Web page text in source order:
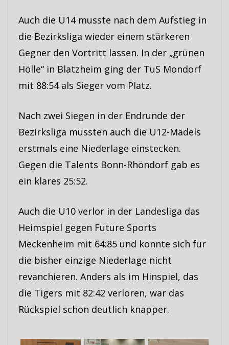
Auch die U14 musste nach dem Aufstieg in
die Bezirksliga wieder einem stärkeren
Gegner den Vortritt lassen. In der „grünen
Hölle“ in Blatzheim ging der TuS Mondorf
mit 88:54 als Sieger vom Platz.
Nach zwei Siegen in der Endrunde der
Bezirksliga mussten auch die U12-Mädels
erstmals eine Niederlage einstecken.
Gegen die Talents Bonn-Rhöndorf gab es
ein klares 25:52.
Auch die U10 verlor in der Landesliga das
Heimspiel gegen Future Sports
Meckenheim mit 64:85 und konnte sich für
die bisher einzige Niederlage nicht
revanchieren. Anders als im Hinspiel, das
die Tigers mit 82:42 verloren, war das
Rückspiel schon deutlich knapper.